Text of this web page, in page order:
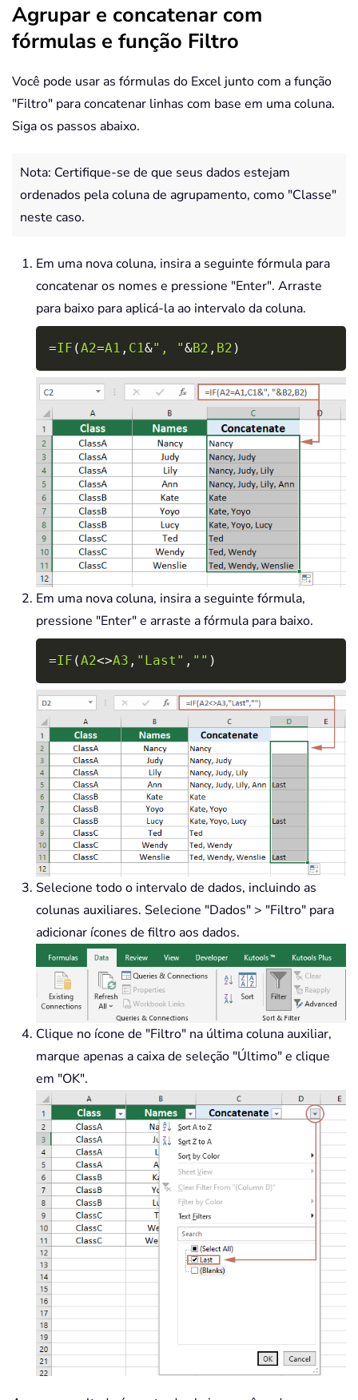
Agrupar e concatenar com
fórmulas e função Filtro
Você pode usar as fórmulas do Excel junto com a função
"Filtro" para concatenar linhas com base em uma coluna.
Siga os passos abaixo.
Nota: Certifique-se de que seus dados estejam
ordenados pela coluna de agrupamento, como "Classe"
neste caso.
Em uma nova coluna, insira a seguinte fórmula para
concatenar os nomes e pressione "Enter". Arraste
para baixo para aplicá-la ao intervalo da coluna.
=IF (A2=A1 , C1&", "&B2 , B2 )
Em uma nova coluna, insira a seguinte fórmula,
pressione "Enter" e arraste a fórmula para baixo.
=IF (A2<>A3 , "Last" , "" )
Selecione todo o intervalo de dados, incluindo as
colunas auxiliares. Selecione "Dados" > "Filtro" para
adicionar ícones de filtroaos dados.
Clique no ícone de "Filtro" na última coluna auxiliar,
marque apenas a caixa de seleção "Último" e clique
em "OK".